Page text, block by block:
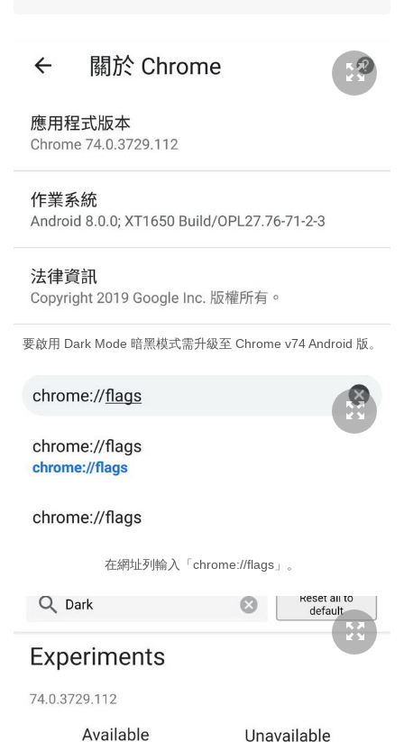
要啟用 Dark Mode 暗黑模式需升級至 Chrome v74 Android 版。
在網址列輸入「chrome://flags」。